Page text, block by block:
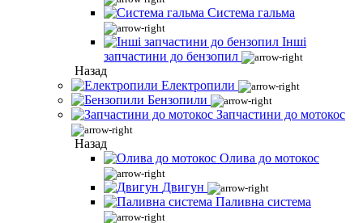
Система гальма
Інші
запчастини до бензопил
Назад
Електропили
Бензопили
Запчастини до мотокос
Назад
Олива до мотокос
Двигун
Паливна система